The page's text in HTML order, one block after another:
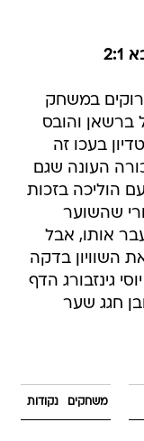
במשחק
ברשאן והובס
בעכו זה
העונה שגם
הוליכה בזכות
חטיב בדקה ה-26 אחרי שהשוער
אותו, אבל
השוויון בדקה
גינזבורג הדף
חגג שער
משחקים נקודות